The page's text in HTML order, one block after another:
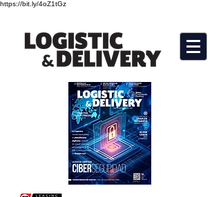
https://bit.ly/4oZ1tGz